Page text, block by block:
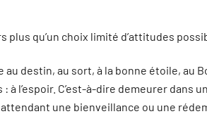
plus qu’un choix limité d’attitudes
au destin, au sort, à la bonne étoile, au
: à l’espoir. C’est-à-dire demeurer dans
une bienveillance ou une